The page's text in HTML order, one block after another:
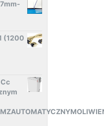
(1200